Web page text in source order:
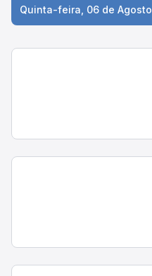
Quinta-feira, 06 de Agosto